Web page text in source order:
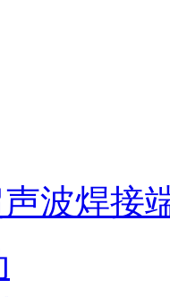
波焊接